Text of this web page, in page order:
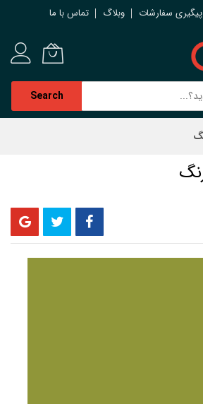
پیگیری سفارشات وبلاگ تماس با ما
Search